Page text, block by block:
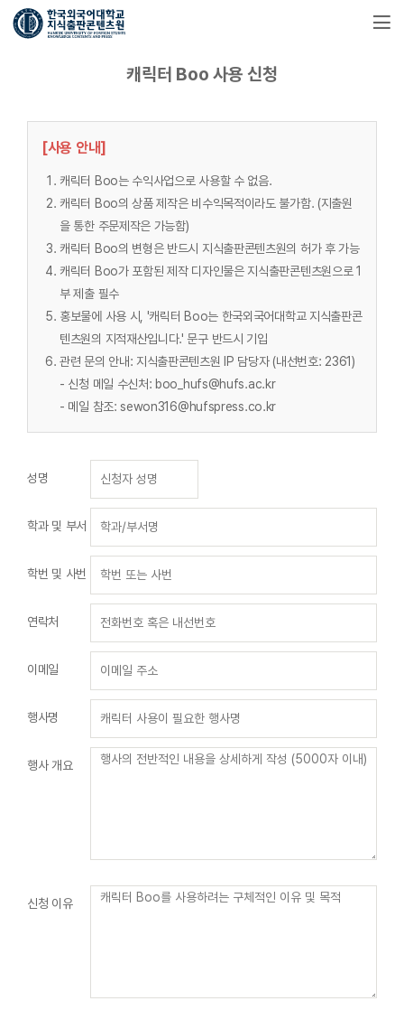
캐릭터 Boo 사용 신청
[사용 안내]
캐릭터 Boo는 수익사업으로 사용할 수 없음.
캐릭터 Boo의 상품 제작은 비수익목적이라도 불가함. (지출원
을 통한 주문제작은 가능함)
캐릭터 Boo의 변형은 반드시 지식출판콘텐츠원의 허가 후 가능
캐릭터 Boo가 포함된 제작 디자인물은 지식출판콘텐츠원으로 1
부 제출 필수
홍보물에 사용 시, '캐릭터 Boo는 한국외국어대학교 지식출판콘
텐츠원의 지적재산입니다.' 문구 반드시 기입
관련 문의 안내: 지식출판콘텐츠원 IP 담당자 (내선번호: 2361)
- 신청 메일 수신처: boo_hufs@hufs.ac.kr
- 메일 참조: sewon316@hufspress.co.kr
성명
학과 및 부서
학번 및 사번
연락처
이메일
행사명
행사 개요
신청 이유